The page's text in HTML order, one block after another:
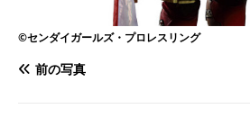
©センダイガールズ・プロレスリング
前の写真